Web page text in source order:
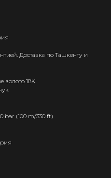
Доставка по Ташкенту и
золото 18K
bar (100 m/330 ft)